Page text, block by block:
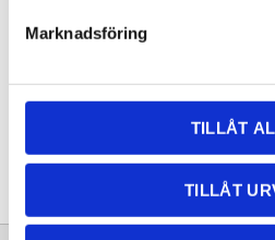
Marknadsföring
TILLÅT
TILLÅT
Dela med
Facebook